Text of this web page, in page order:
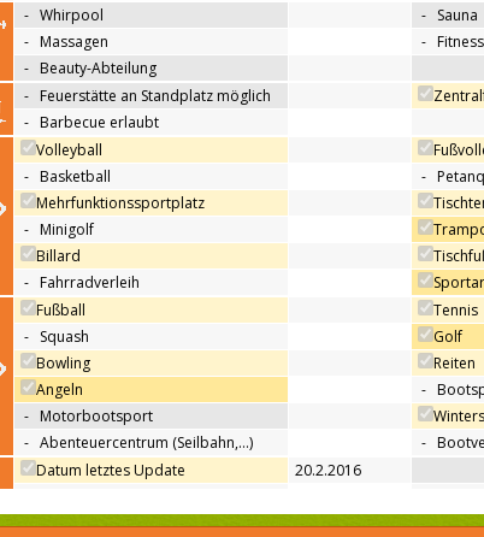
- Whirpool - Sauna
- Massagen -
- Beauty-Abteilung
- Feuerstätte an Standplatz möglich
- Barbecue erlaubt
Volleyball
- Basketball -
Mehrfunktionssportplatz
- Minigolf
Billard
- Fahrradverleih
Fußball
Tennis
- Squash
Golf
Bowling
Reiten
Angeln
-
- Motorbootsport
- Abenteuercentrum (Seilbahn,…) -
Datum letztes Update 20.2.2016